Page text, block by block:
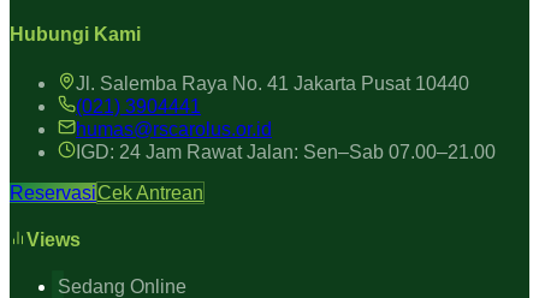
Hubungi Kami
Jl. Salemba Raya No. 41 Jakarta Pusat 10440
(021) 3904441
humas@rscarolus.or.id
IGD: 24 Jam Rawat Jalan: Sen–Sab 07.00–21.00
ReservasiCek Antrean
Views
Sedang Online